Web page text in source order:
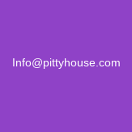
Info@pittyhouse.com